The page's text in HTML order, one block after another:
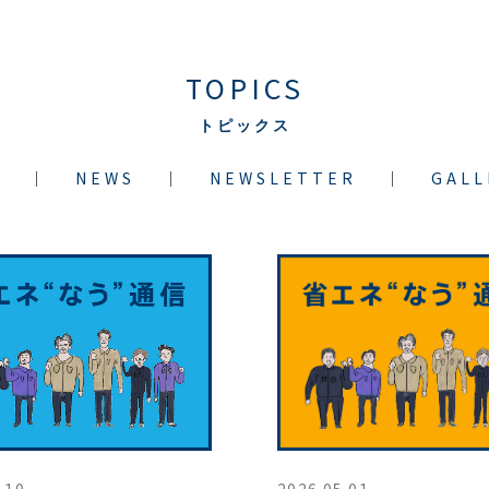
TOPICS
トピックス
NEWS NEWSLETTER